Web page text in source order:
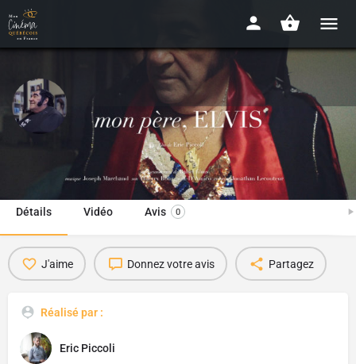
Mon père, Elvis
Détails Vidéo Avis 0
J'aime Donnez votre avis Partagez
Réalisé par :
Eric Piccoli